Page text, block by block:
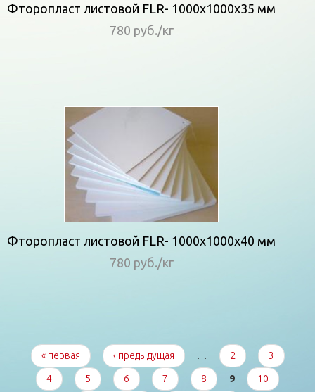
Фторопласт листовой FLR- 1000x1000x35 мм
780 руб./кг
Фторопласт листовой FLR- 1000x1000x40 мм
780 руб./кг
« первая ‹ предыдущая … 2 3
4 5 6 7 8 9 10